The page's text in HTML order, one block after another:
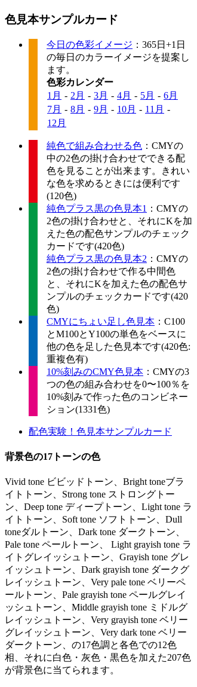
色見本サンプルカード
今日の色彩イメージ ：365日+1日
の毎日のカラーイメージを提案し
ます。
色彩カレンダー
1月 - 2月 - 3月 - 4月 - 5月 - 6月
7月 - 8月 - 9月 - 10月 - 11月 -
12月
純色で組み合わせる色 ：CMYの
中の2色の掛け合わせでできる配
色を見ることが出来ます。きれい
な色を求めるときには便利です
(120色)
純色プラス黒の色見本1 ：CMYの
2色の掛け合わせと、それにKを加
えた色の配色サンプルのチェック
カードです(420色)
純色プラス黒の色見本2 ：CMYの
2色の掛け合わせで作る中間色
と、それにKを加えた色の配色サ
ンプルのチェックカードです(420
色)
CMYにちょい足し色見本 ：C100
とM100とY100の単色をベースに
他の色を足した色見本です(420色:
重複色有)
10%刻みのCMY色見本 ：CMYの3
つの色の組み合わせを0〜100％を
10%刻みで作った色のコンビネー
ション(1331色)
配色実験！色見本サンプルカード
背景色の17トーンの色
Vivid tone ビビッドトーン、Bright toneブラ
イトトーン、Strong tone ストロングトー
ン、Deep tone ディープトーン、Light tone ラ
イトトーン、Soft tone ソフトトーン、Dull
toneダルトーン、Dark tone ダークトーン、
Pale tone ペールトーン、 Light grayish tone ラ
イトグレイッシュトーン、Grayish tone グレ
イッシュトーン、Dark grayish tone ダークグ
レイッシュトーン、Very pale tone ベリーペ
ールトーン、Pale grayish tone ペールグレイ
ッシュトーン、Middle grayish tone ミドルグ
レイッシュトーン、Very grayish tone ベリー
グレイッシュトーン、Very dark tone ベリー
ダークトーン、の17色調と各色での12色
相、それに白色・灰色・黒色を加えた207色
が背景色に当てられます。